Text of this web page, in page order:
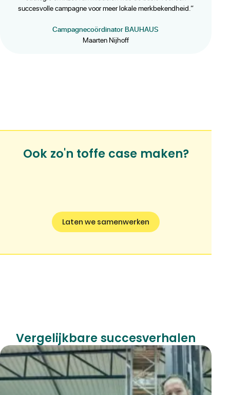
succesvolle campagne voor meer lokale merkbekendheid.”
Campagnecoördinator BAUHAUS
Maarten Nijhoff
Ook zo'n toffe case maken?
Laten we samenwerken
Vergelijkbare succesverhalen